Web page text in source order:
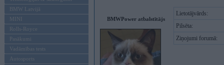
BMW Latvijā
MINI
Rolls-Royce
Pasākumi
Vadāmības tests
Autosports
BMWPower atbalstītājs
Lietotājvārds:
Pilsēta:
Ziņojumi forumā: